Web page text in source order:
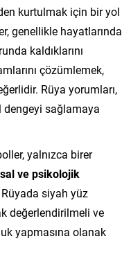
kurtulmak için bir yol
genellikle hayatlarında
kaldıklarını
çözümlemek,
Rüya yorumları,
dengeyi sağlamaya
yalnızca birer
ve psikolojik
Rüyada siyah yüz
değerlendirilmeli ve
yapmasına olanak